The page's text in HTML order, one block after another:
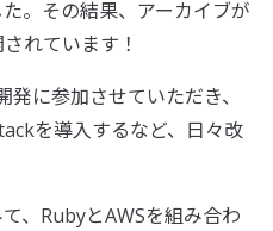
。その結果、アーカイブが
れています！
に参加させていただき、
を導入するなど、日々改
、RubyとAWSを組み合わ